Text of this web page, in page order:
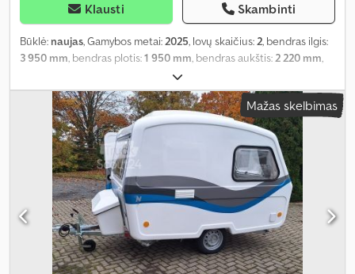
Klausti Skambinti
Būklė: naujas, Gamybos metai:2025, lovų skaičius:2, bendras ilgis:
3 950 mm, bendras plotis:1 950 mm, bendras aukštis:2 220 mm,
, bendras svoris:
transporto priemonėje,
Mažas skelbimas